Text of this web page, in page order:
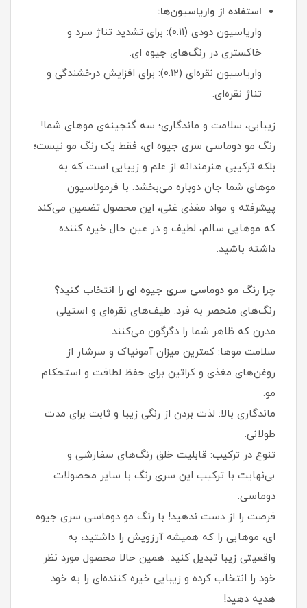
استفاده از واریاسیون‌ها:
واریاسیون دودی (0.11): برای تشدید تناژ سرد و
خاکستری در رنگ‌های جیوه ای.
واریاسیون نقره‌ای (0.12): برای افزایش درخشندگی و
تناژ نقره‌ای.
زیبایی، سلامت و ماندگاری؛ سه گنجینه‌ی موهای شما!
رنگ مو دوماسی سری جیوه ای، فقط یک رنگ مو نیست؛
بلکه ترکیبی هنرمندانه از علم و زیبایی است که به
موهای شما جان دوباره می‌بخشد. با فرمولاسیون
پیشرفته و مواد مغذی غنی، این محصول تضمین می‌کند
که موهایی سالم، لطیف و در عین حال خیره‌ کننده
داشته باشید.
چرا رنگ مو دوماسی سری جیوه ای را انتخاب کنید؟
رنگ‌های منحصر به فرد: طیف‌های نقره‌ای و استیلی
مدرن که ظاهر شما را دگرگون می‌کنند.
سلامت موها: کمترین میزان آمونیاک و سرشار از
روغن‌های مغذی و کراتین برای حفظ لطافت و استحکام
مو.
ماندگاری بالا: لذت بردن از رنگی زیبا و ثابت برای مدت
طولانی.
تنوع در ترکیب: قابلیت خلق رنگ‌های سفارشی و
بی‌نهایت با ترکیب این سری رنگ با سایر محصولات
دوماسی.
فرصت را از دست ندهید! با رنگ مو دوماسی سری جیوه
ای، موهایی را که همیشه آرزویش را داشتید، به
واقعیتی زیبا تبدیل کنید. همین حالا محصول مورد نظر
خود را انتخاب کرده و زیبایی خیره‌ کننده‌ای را به خود
هدیه دهید!